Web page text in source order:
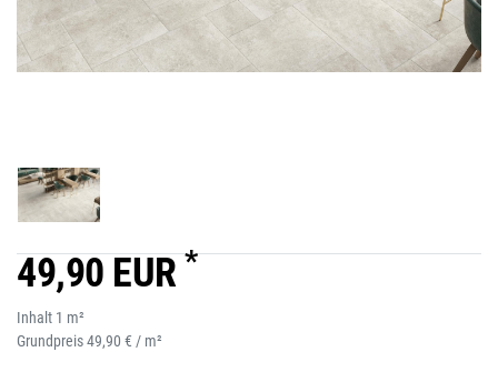
49,90 EUR *
Inhalt 1 m²
Grundpreis49,90 € / m²